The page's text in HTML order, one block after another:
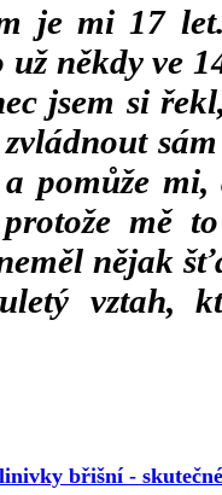
je mi 17
někdy ve
jsem si
pomůže
mě
nějak
vztah,
břišní -